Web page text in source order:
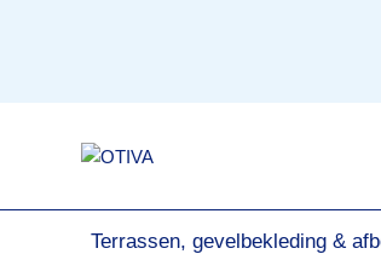
Terrassen, gevelbekleding &